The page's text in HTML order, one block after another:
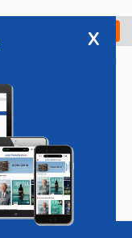
Check in
Vacatures
x